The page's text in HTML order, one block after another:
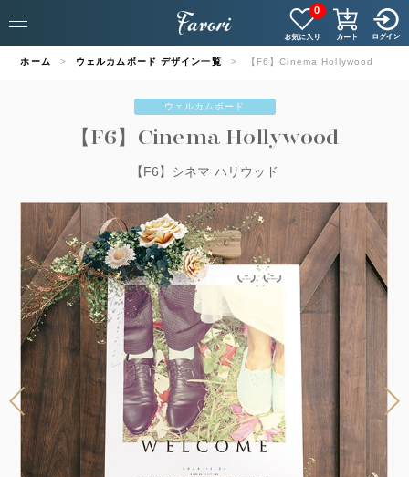
0
ホーム ウェルカムボード デザイン一覧 【F6】Cinema Hollywood
ウェルカムボード
【F6】Cinema Hollywood
【F6】シネマ ハリウッド